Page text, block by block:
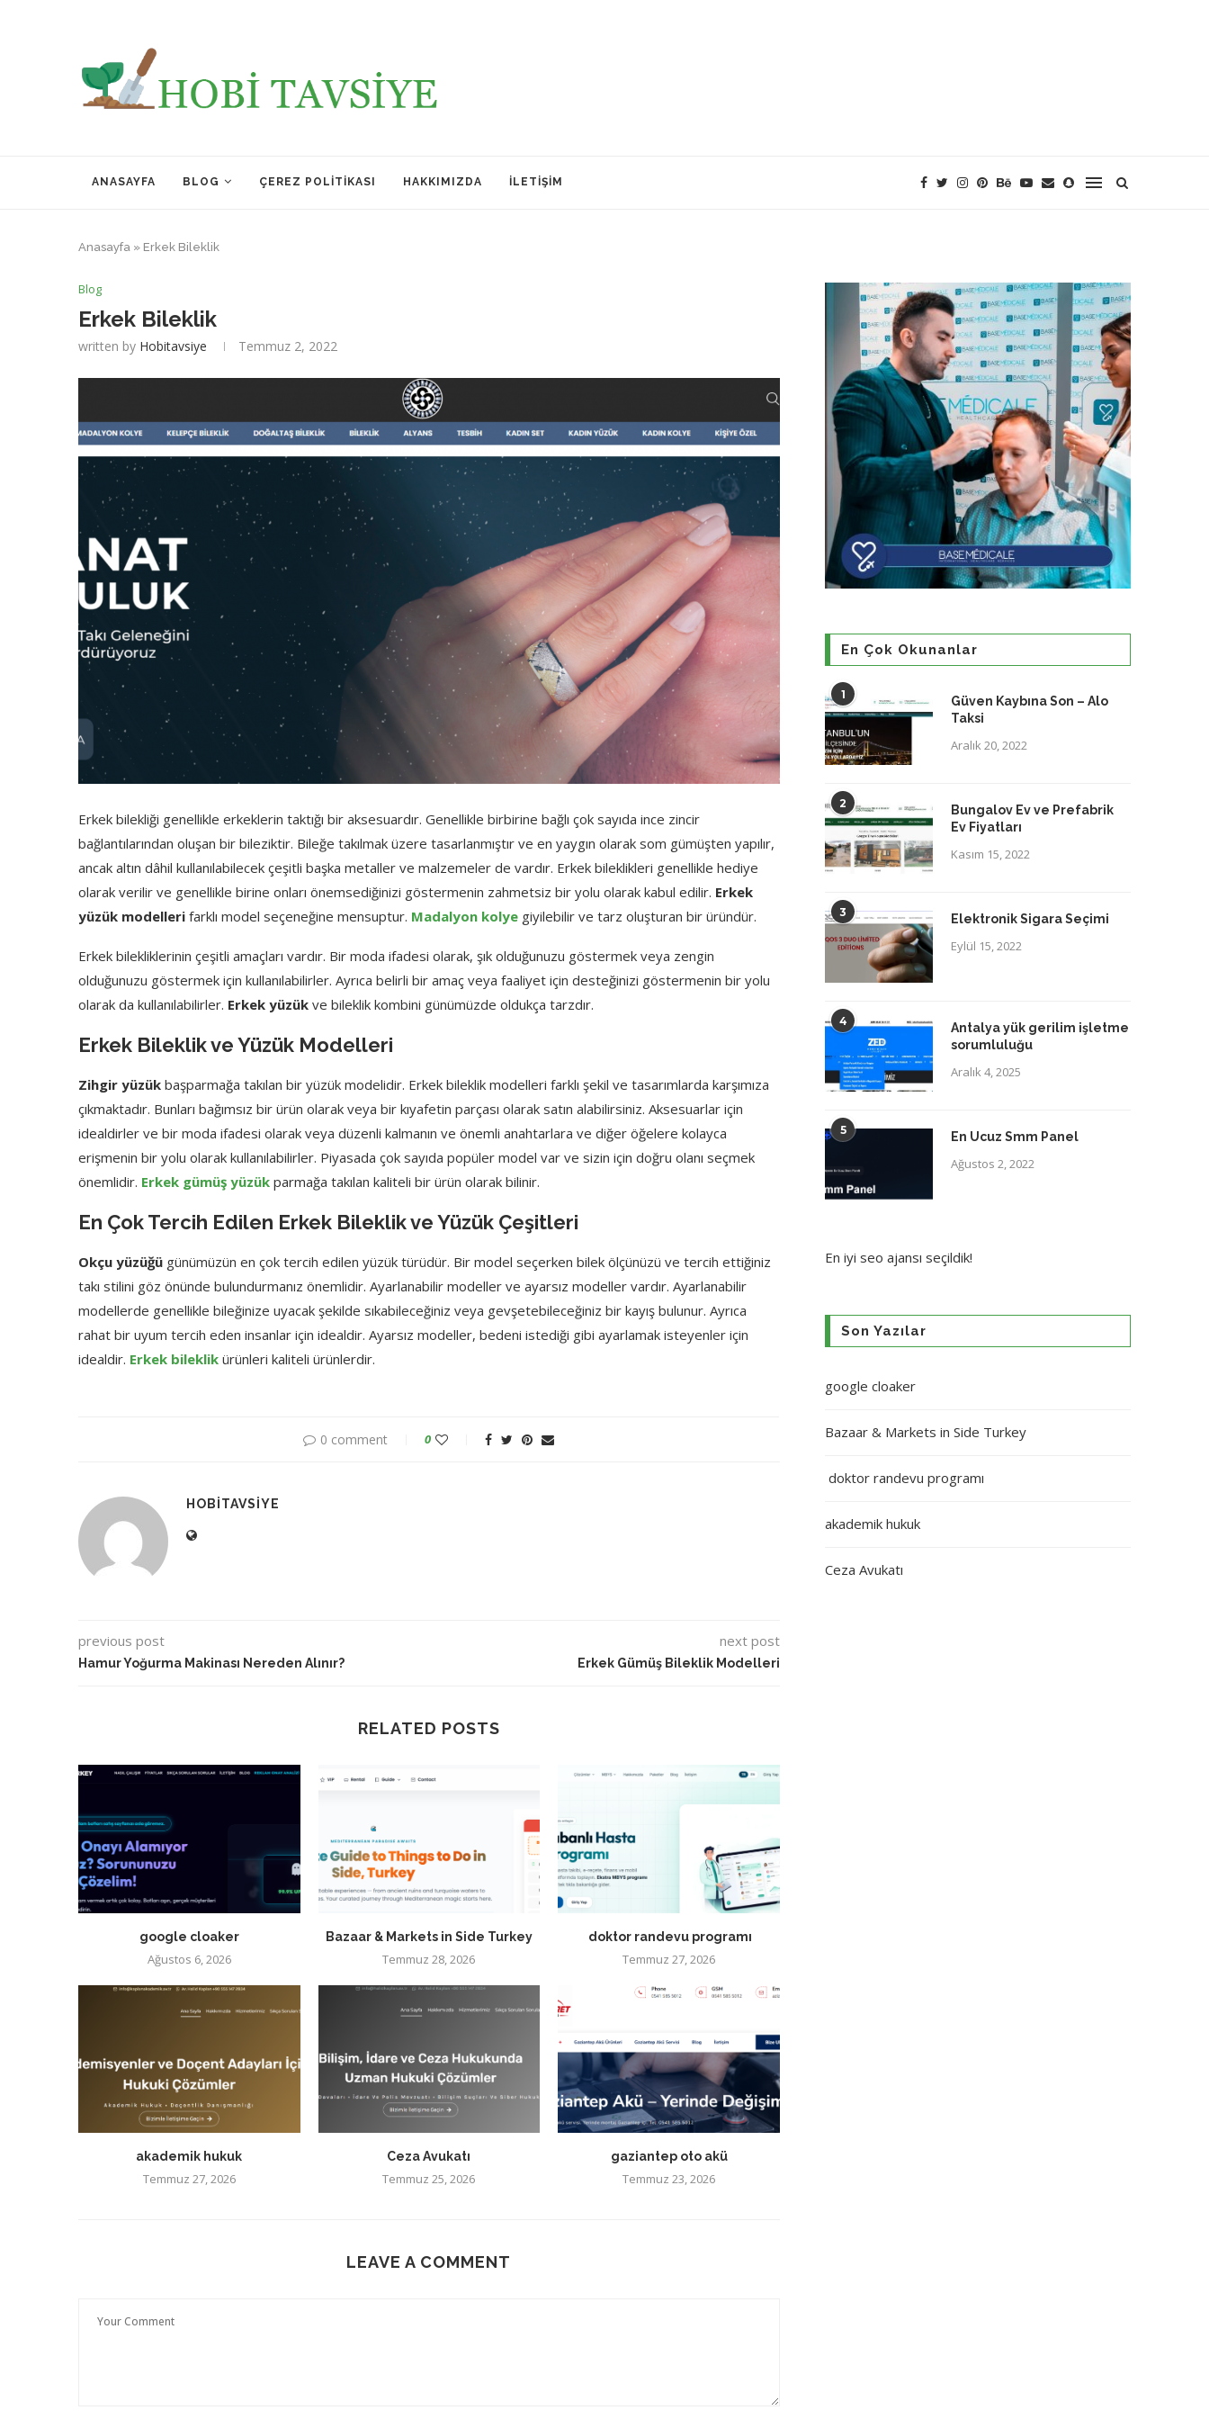
ANASAYFA BLOG ÇEREZ POLITIKASI HAKKIMIZDA İLETIŞIM
Anasayfa » Erkek Bileklik
Blog
Erkek Bileklik
written by Hobitavsiye Temmuz 2, 2022
Erkek bilekliği genellikle erkeklerin taktığı bir aksesuardır. Genellikle birbirine bağlı çok sayıda ince zincir
bağlantılarından oluşan bir bileziktir. Bileğe takılmak üzere tasarlanmıştır ve en yaygın olarak som gümüşten yapılır,
ancak altın dâhil kullanılabilecek çeşitli başka metaller ve malzemeler de vardır. Erkek bileklikleri genellikle hediye
olarak verilir ve genellikle birine onları önemsediğinizi göstermenin zahmetsiz bir yolu olarak kabul edilir. Erkek
yüzük modelleri farklı model seçeneğine mensuptur. Madalyon kolye giyilebilir ve tarz oluşturan bir üründür.
Erkek bilekliklerinin çeşitli amaçları vardır. Bir moda ifadesi olarak, şık olduğunuzu göstermek veya zengin
olduğunuzu göstermek için kullanılabilirler. Ayrıca belirli bir amaç veya faaliyet için desteğinizi göstermenin bir yolu
olarak da kullanılabilirler. Erkek yüzük ve bileklik kombini günümüzde oldukça tarzdır.
Erkek Bileklik ve Yüzük Modelleri
Zihgir yüzük başparmağa takılan bir yüzük modelidir. Erkek bileklik modelleri farklı şekil ve tasarımlarda karşımıza
çıkmaktadır. Bunları bağımsız bir ürün olarak veya bir kıyafetin parçası olarak satın alabilirsiniz. Aksesuarlar için
idealdirler ve bir moda ifadesi olarak veya düzenli kalmanın ve önemli anahtarlara ve diğer öğelere kolayca
erişmenin bir yolu olarak kullanılabilirler. Piyasada çok sayıda popüler model var ve sizin için doğru olanı seçmek
önemlidir. Erkek gümüş yüzük parmağa takılan kaliteli bir ürün olarak bilinir.
En Çok Tercih Edilen Erkek Bileklik ve Yüzük Çeşitleri
Okçu yüzüğü günümüzün en çok tercih edilen yüzük türüdür. Bir model seçerken bilek ölçünüzü ve tercih ettiğiniz
takı stilini göz önünde bulundurmanız önemlidir. Ayarlanabilir modeller ve ayarsız modeller vardır. Ayarlanabilir
modellerde genellikle bileğinize uyacak şekilde sıkabileceğiniz veya gevşetebileceğiniz bir kayış bulunur. Ayrıca
rahat bir uyum tercih eden insanlar için idealdir. Ayarsız modeller, bedeni istediği gibi ayarlamak isteyenler için
idealdir. Erkek bileklik ürünleri kaliteli ürünlerdir.
0 comment 0
HOBITAVSIYE
previous post
Hamur Yoğurma Makinası Nereden Alınır?
next post
Erkek Gümüş Bileklik Modelleri
RELATED POSTS
google cloaker
Ağustos 6, 2026
Bazaar & Markets in Side Turkey
Temmuz 28, 2026
doktor randevu programı
Temmuz 27, 2026
akademik hukuk
Temmuz 27, 2026
Ceza Avukatı
Temmuz 25, 2026
gaziantep oto akü
Temmuz 23, 2026
LEAVE A COMMENT
En Çok Okunanlar
1
Güven Kaybına Son – Alo
Taksi
Aralık 20, 2022
2
Bungalov Ev ve Prefabrik
Ev Fiyatları
Kasım 15, 2022
3 Elektronik Sigara Seçimi
Eylül 15, 2022
4
Antalya yük gerilim işletme
sorumluluğu
Aralık 4, 2025
5 En Ucuz Smm Panel
Ağustos 2, 2022
En iyi seo ajansı seçildik!
Son Yazılar
google cloaker
Bazaar & Markets in Side Turkey
doktor randevu programı
akademik hukuk
Ceza Avukatı